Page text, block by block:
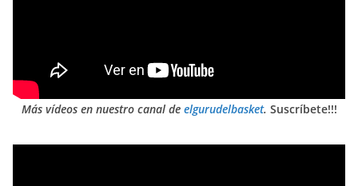
Más vídeos en nuestro canal de elgurudelbasket. Suscríbete!!!